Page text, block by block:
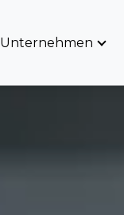
Unternehmen